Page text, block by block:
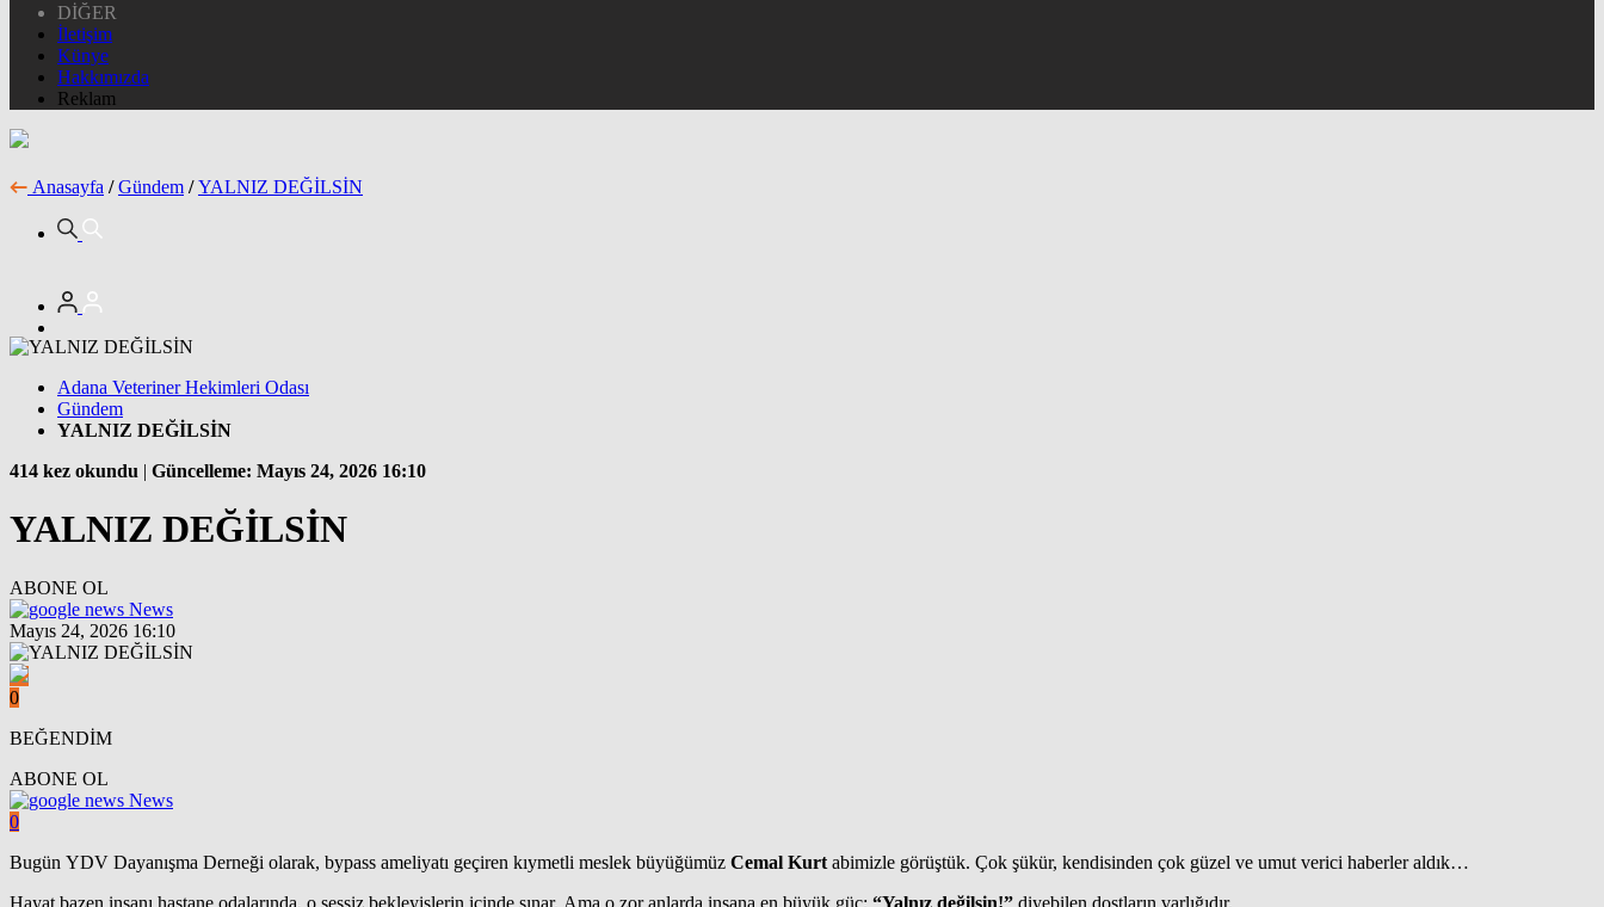
DİĞER
İletişim
Künye
Hakkımızda
Reklam
Anasayfa / Gündem / YALNIZ DEĞİLSİN
Adana Veteriner Hekimleri Odası
Gündem
YALNIZ DEĞİLSİN
414 kez okundu | Güncelleme: Mayıs 24, 2026 16:10
YALNIZ DEĞİLSİN
ABONE OL
News
Mayıs 24, 2026 16:10
0
BEĞENDİM
ABONE OL
News
0
Bugün YDV Dayanışma Derneği olarak, bypass ameliyatı geçiren kıymetli meslek büyüğümüz Cemal Kurt abimizle görüştük. Çok şükür, kendisinden çok güzel ve umut verici haberler aldık…
Hayat bazen insanı hastane odalarında, o sessiz bekleyişlerin içinde sınar. Ama o zor anlarda insana en büyük güç; “Yalnız değilsin!” diyebilen dostların varlığıdır.